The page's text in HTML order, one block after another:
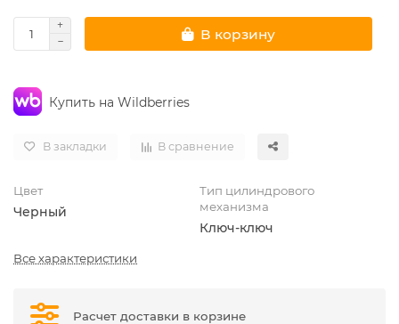
В корзину
Купить на Wildberries
В закладки В сравнение
Цвет
Черный
Тип цилиндрового
механизма
Ключ-ключ
Все характеристики
Расчет доставки в корзине